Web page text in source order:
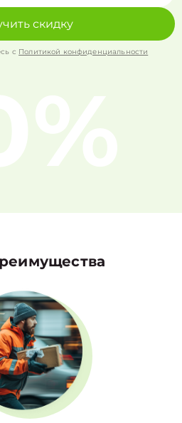
скидку
с Политикой конфиденциальности